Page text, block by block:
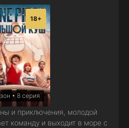
• 8 серия
18+
и приключения, молодой
команду и выходит в море с